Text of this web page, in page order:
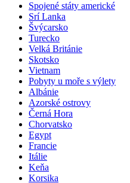
Spojené státy americké
Srí Lanka
Švýcarsko
Turecko
Velká Británie
Skotsko
Vietnam
Pobyty u moře s výlety
Albánie
Azorské ostrovy
Černá Hora
Chorvatsko
Egypt
Francie
Itálie
Keňa
Korsika